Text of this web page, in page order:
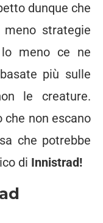
dunque che
strategie
meno ce ne
più sulle
le creature.
che non escano
che potrebbe
di Innistrad!